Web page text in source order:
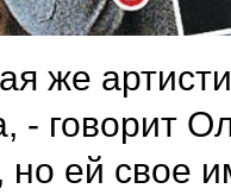
же
говорит
ей свое